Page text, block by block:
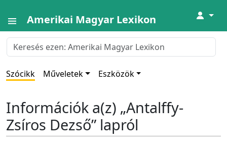
Amerikai Magyar Lexikon ↓
Szócikk Műveletek Eszközök
Információk a(z) „Antalffy-
Zsíros Dezső” lapról